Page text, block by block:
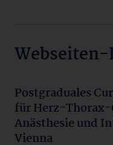
Postgraduales
für Herz-
Anästhesie und
Vienna